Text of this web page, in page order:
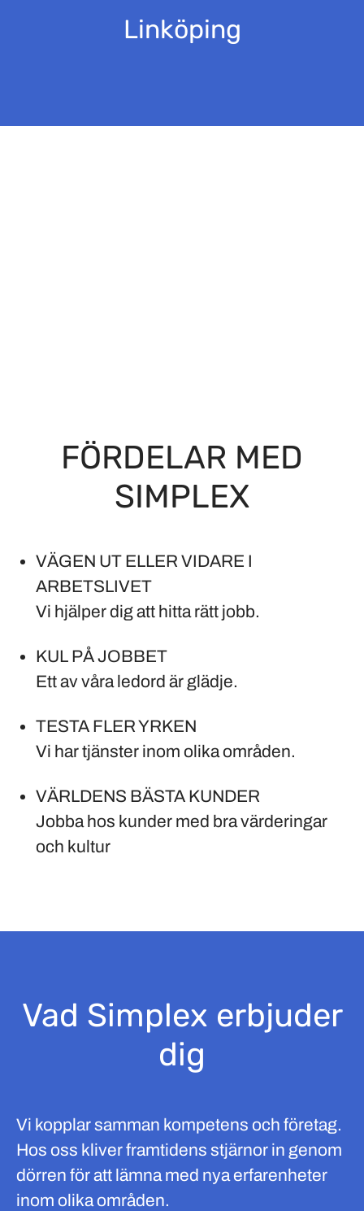
Linköping
FÖRDELAR MED
SIMPLEX
VÄGEN UT ELLER VIDARE I
ARBETSLIVET
Vi hjälper dig att hitta rätt jobb.
KUL PÅ JOBBET
Ett av våra ledord är glädje.
TESTA FLER YRKEN
Vi har tjänster inom olika områden.
VÄRLDENS BÄSTA KUNDER
Jobba hos kunder med bra värderingar
och kultur
Vad Simplex erbjuder
dig
Vi kopplar samman kompetens och företag.
Hos oss kliver framtidens stjärnor in genom
dörren för att lämna med nya erfarenheter
inom olika områden.